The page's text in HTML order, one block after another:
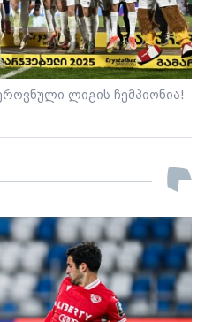
ლიგის ჩემპიონია!